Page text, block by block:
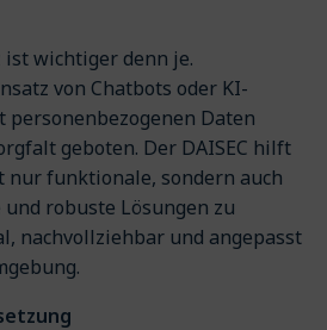
ist wichtiger denn je.
von Chatbots oder KI-
personenbezogenen Daten
geboten. Der DAISEC hilft
nur funktionale, sondern auch
robuste Lösungen zu
nachvollziehbar und angepasst